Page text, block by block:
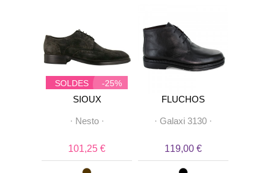
SOLDES -25%
SIOUX
· Nesto·
101,25 €
FLUCHOS
· Galaxi 3130 ·
119,00 €